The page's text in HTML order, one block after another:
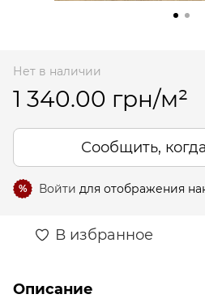
Нет в наличии
1 340.00 грн/м²
Сообщить,
% Войти для отображения
В избранное
Описание